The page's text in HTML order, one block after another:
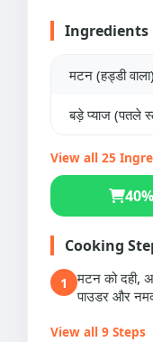
Ingredients
मटन (हड्डी वाला)
बड़े प्याज (पतले
View all 25
Cooking
1
मटन को दही,
पाउडर और
View all 9 Steps